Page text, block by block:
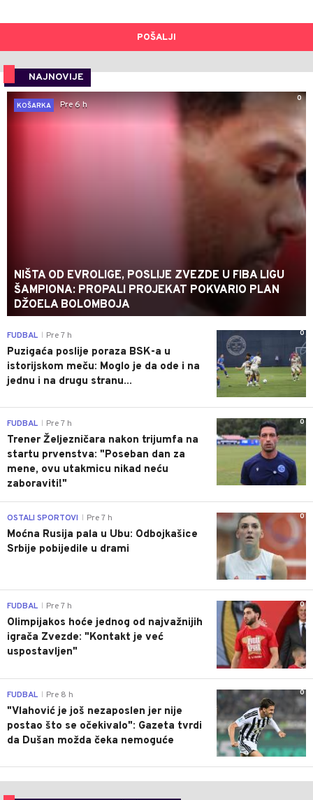
POŠALJI
NAJNOVIJE
0
KOŠARKA
Pre 6 h
NIŠTA OD EVROLIGE, POSLIJE ZVEZDE U FIBA LIGU
ŠAMPIONA: PROPALI PROJEKAT POKVARIO PLAN
DŽOELA BOLOMBOJA
0
FUDBAL Pre 7 h
Puzigaća poslije poraza BSK-a u
istorijskom meču: Moglo je da ode i na
jednu i na drugu stranu...
0
FUDBAL Pre 7 h
Trener Željezničara nakon trijumfa na
startu prvenstva: "Poseban dan za
mene, ovu utakmicu nikad neću
zaboraviti!"
0
OSTALI SPORTOVI Pre 7 h
Moćna Rusija pala u Ubu: Odbojkašice
Srbije pobijedile u drami
0
FUDBAL Pre 7 h
Olimpijakos hoće jednog od najvažnijih
igrača Zvezde: "Kontakt je već
uspostavljen"
0
FUDBAL Pre 8 h
"Vlahović je još nezaposlen jer nije
postao što se očekivalo": Gazeta tvrdi
da Dušan možda čeka nemoguće